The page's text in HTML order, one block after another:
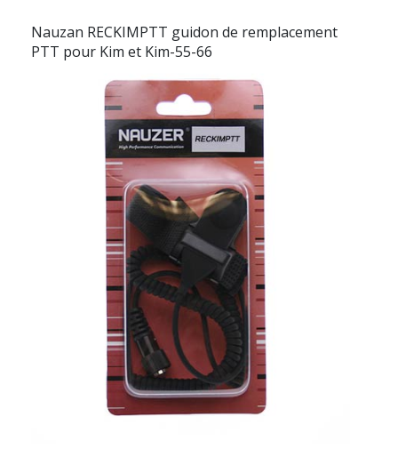
Nauzan RECKIMPTT guidon de remplacement
PTT pour Kim et Kim-55-66